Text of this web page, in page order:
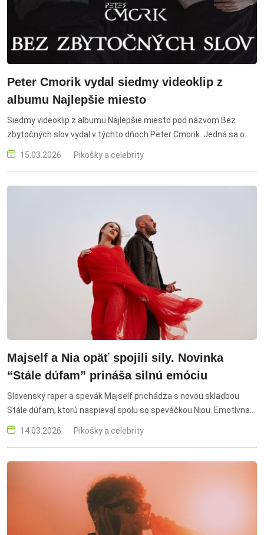
Peter Cmorik vydal siedmy videoklip z
albumu Najlepšie miesto
Siedmy videoklip z albumu Najlepšie miesto pod názvom Bez
zbytočných slov vydal v týchto dňoch Peter Cmorik. Jedná sa o
posledný singel z tohoto albumu, pretože ak Cmoro udrží tempo,
tak tento rok vyjde jeho ďalší nový album.
15.03.2026 Pikošky a celebrity
Majself a Nia opäť spojili sily. Novinka
“Stále dúfam” prináša silnú emóciu
Slovenský raper a spevák Majself prichádza s novou skladbou
Stále dúfam, ktorú naspieval spolu so speváčkou Niou. Emotívna
novinka nadväzuje na úspešnú spoluprácu dvojice a prináša príbeh
o nádeji v láske aj v náročných životných obdobiach. Silnú
dunách tisícky kilometrov od Slovenska.
14.03.2026 Pikošky a celebrity